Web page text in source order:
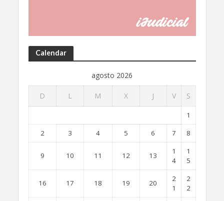
Calendar
agosto 2026
D L M X J V S
1
2
3 4 5 6 7 8
9 10 11 12 13
1
4
1
5
16 17 18 19 20
2
1
2
2